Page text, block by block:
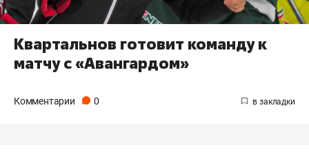
Квартальнов готовит команду к
матчу с «Авангардом»
Комментарии 0